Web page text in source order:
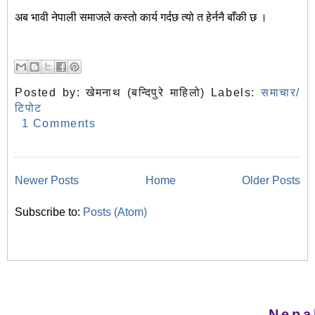
अब भावी नेपाली समाजले कस्तो कार्य गर्दछ त्यो त हेर्ननै बाँकी छ ।
Posted by:खेमनाथ (बन्दिपुरे माहिलो) Labels:समाचार/
टिपोट
1 Comments
Newer Posts Older Posts
Home
Subscribe to: Posts (Atom)